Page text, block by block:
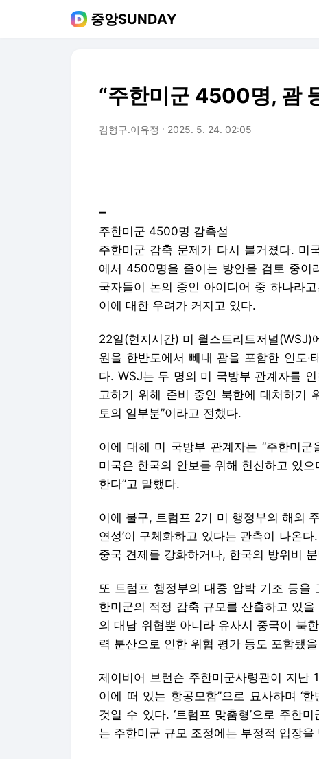
중앙SUNDAY
“주한미군 4500명, 괌
김형구.이유정 2025. 5. 24. 02:05
━
주한미군 4500명 감축설
주한미군 감축 문제가 다시 불거졌다. 미
에서 4500명을 줄이는 방안을 검토 중이
국자들이 논의 중인 아이디어 중 하나라
이에 대한 우려가 커지고 있다.
22일(현지시간) 미 월스트리트저널
원을 한반도에서 빼내 괌을 포함한 인도·
다. WSJ는 두 명의 미 국방부 관계자를
고하기 위해 준비 중인 북한에 대처하기
토의 일부분”이라고 전했다.
이에 대해 미 국방부 관계자는 “주한미
미국은 한국의 안보를 위해 헌신하고 있
한다”고 말했다.
이에 불구, 트럼프 2기 미 행정부의 해외
연성’이 구체화하고 있다는 관측이 나온
중국 견제를 강화하거나, 한국의 방위비
또 트럼프 행정부의 대중 압박 기조 등을
한미군의 적정 감축 규모를 산출하고 있
의 대남 위협뿐 아니라 유사시 중국이 북
력 분산으로 인한 위협 평가 등도 포함됐
제이비어 브런슨 주한미군사령관이 지난
이에 떠 있는 항공모함”으로 묘사하며 ‘
것일 수 있다. ‘트럼프 맞춤형’으로 주한
는 주한미군 규모 조정에는 부정적 입장을